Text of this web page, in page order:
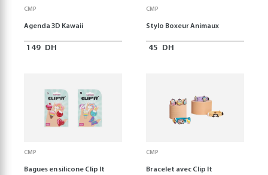
CMP
Agenda 3D Kawaii
149 DH
CMP
Stylo Boxeur Animaux
45 DH
CMP
Bagues en silicone Clip It
CMP
Bracelet avec Clip It